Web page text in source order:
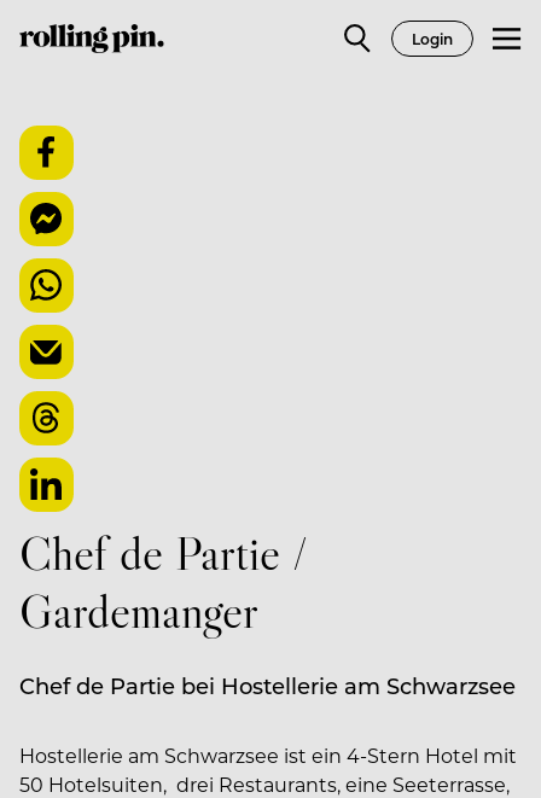
Login
Chef de Partie /
Gardemanger
Chef de Partie bei Hostellerie am Schwarzsee
Hostellerie am Schwarzsee ist ein 4-Stern Hotel mit
50 Hotelsuiten, drei Restaurants, eine Seeterrasse,